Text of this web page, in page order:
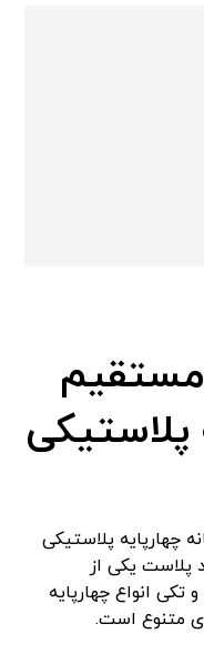
پلاستیکی
چهارپایه پلاستیکی
پلاست یکی از
تکی انواع چهارپایه
متنوع است.